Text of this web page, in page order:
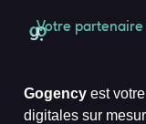
Votre
Création
Gogency est
digitales sur